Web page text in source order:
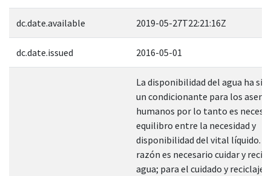
dc.date.available 2019-05-27T22:21:16Z
dc.date.issued 2016-05-01
La disponibilidad del agua ha
un condicionante para los
humanos por lo tanto es
equilibro entre la necesidad y
disponibilidad del vital líquido.
razón es necesario cuidar y
agua; para el cuidado y reciclaje